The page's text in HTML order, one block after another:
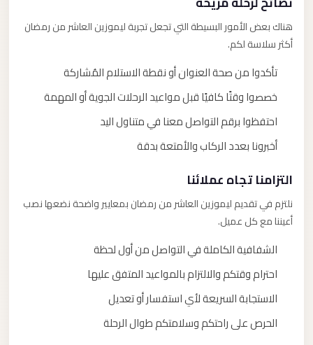
هناك بعض الأمور البسيطة التي تجعل تجربة ليموزين العاشر من رمضان
أكثر سلاسة لكم.
تأكدوا من صحة العنوان أو نقطة الاستلام المُشاركة
خصصوا وقتًا كافيًا قبل مواعيد الرحلات الجوية أو المهمة
احتفظوا برقم التواصل معنا في متناول اليد
أخبرونا بعدد الركاب والأمتعة بدقة
التزامنا تجاه عملائنا
نلتزم في تقديم ليموزين العاشر من رمضان بمعايير واضحة نضعها نصب
أعيننا مع كل عميل.
الشفافية الكاملة في التواصل من أول لحظة
احترام وقتكم والالتزام بالمواعيد المتفق عليها
الاستجابة السريعة لأي استفسار أو تعديل
الحرص على راحتكم وسلامتكم طوال الرحلة